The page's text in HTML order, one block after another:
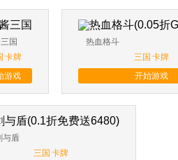
国
卡牌
游戏
热血格斗
三国 卡牌
开始游戏
与盾
三国 卡牌